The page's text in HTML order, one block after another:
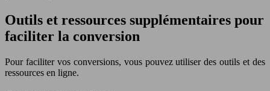
Outils et ressources supplémentaires pour
faciliter la conversion
Pour faciliter vos conversions, vous pouvez utiliser des outils et des
ressources en ligne.